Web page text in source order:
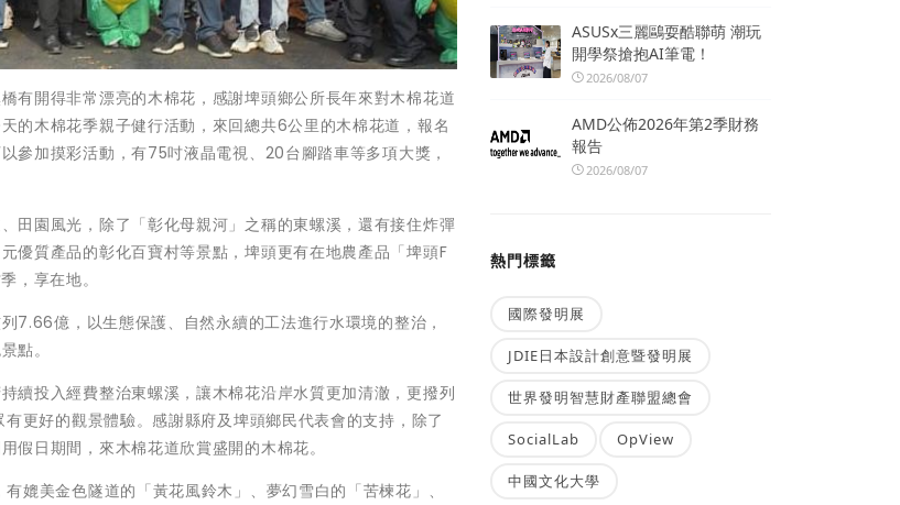
有開得非常漂亮的木棉花，感謝埤頭鄉公所長年來對木棉花道
的木棉花季親子健行活動，來回總共6公里的木棉花道，報名
參加摸彩活動，有75吋液晶電視、20台腳踏車等多項大獎，
田園風光，除了「彰化母親河」之稱的東螺溪，還有接住炸彈
優質產品的彰化百寶村等景點，埤頭更有在地農產品「埤頭F
，享在地。
7.66億，以生態保護、自然永續的工法進行水環境的整治，
點。
續投入經費整治東螺溪，讓木棉花沿岸水質更加清澈，更撥列
更好的觀景體驗。感謝縣府及埤頭鄉民代表會的支持，除了
假日期間，來木棉花道欣賞盛開的木棉花。
媲美金色隧道的「黃花風鈴木」、夢幻雪白的「苦楝花」、
ASUSx三麗鷗耍酷聯萌 潮玩
開學祭搶抱AI筆電！
2026/08/07
AMD公佈2026年第2季財務
報告
2026/08/07
熱門標籤
國際發明展
JDIE日本設計創意暨發明展
世界發明智慧財產聯盟總會
SocialLab OpView
中國文化大學